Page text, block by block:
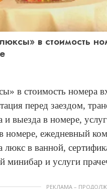
в стоимость
в стоимость номера
перед заездом,
и выезда в номере,
номере, ежедневный
в ванной,
минибар и услуги
РЕКЛАМА –